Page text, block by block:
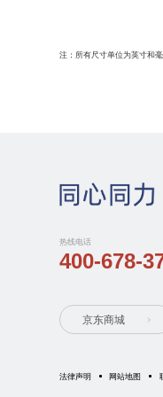
注：所有尺寸单位为英寸和
热线电话
400-678-
京东商城
法律声明 网站地图